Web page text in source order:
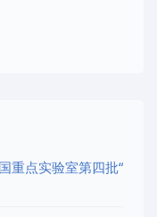
重点实验室第四批“